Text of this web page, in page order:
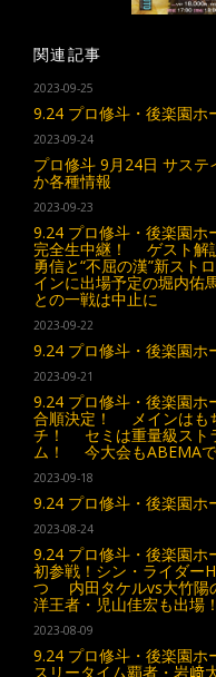
関連記事
2023-09-25
9.24 プロ修斗・後楽園ホ
2023-09-24
プロ修斗 9月24日 サス
か各種情報
2023-09-23
9.24 プロ修斗・後楽園
完全生中継！ ゲスト解
勇信と“不屈の漢”新ス
インに出場予定の堀内佑
との一戦は中止に
2023-09-22
9.24 プロ修斗・後楽園ホ
2023-09-21
9.24 プロ修斗・後楽園
合順決定！ メインはも
チ！ セミは重量級スト
ム！ 今大会もABEMAで
2023-09-18
9.24 プロ修斗・後楽園ホ
2023-08-24
9.24 プロ修斗・後楽園
初参戦！シン・ライダー
つ 内田タケルvs大竹陽
洋王者・児山佳宏も出
2023-08-09
9.24 プロ修斗・後楽園ホ
スリータイム覇者・岩﨑